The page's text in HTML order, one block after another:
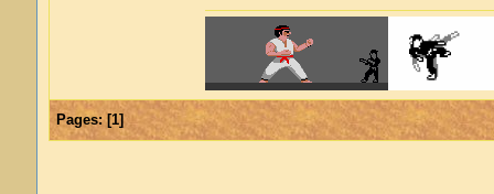
Pages:[1]